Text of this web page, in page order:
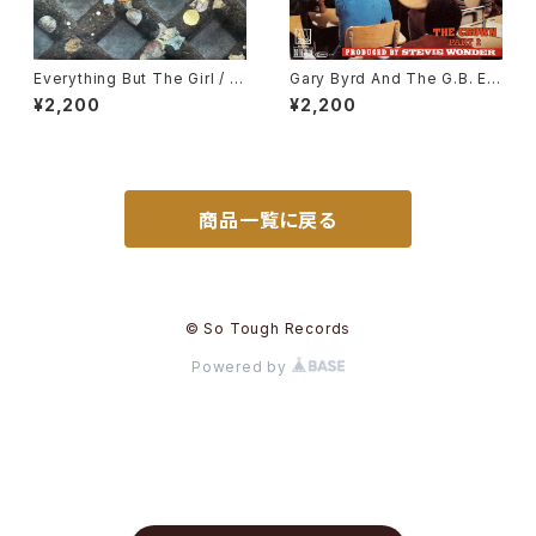
Everything But The Girl / I
Don't Want To Talk About I
t
¥2,200
Gary Byrd And The G.B. Ex
perience / The Crown
¥2,200
商品一覧に戻る
© So Tough Records
Powered by